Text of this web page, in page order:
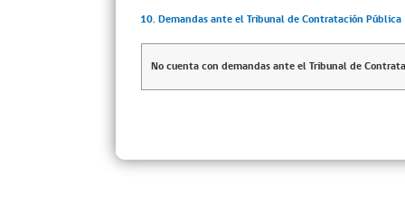
10. Demandas ante el Tribunal de Contratación Pública
No cuenta con demandas ante el Tribunal de